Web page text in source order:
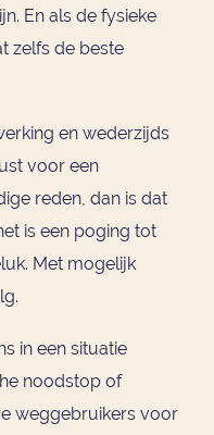
En als de fysieke
zelfs de beste
en wederzijds
voor een
reden, dan is dat
is een poging tot
Met mogelijk
in een situatie
noodstop of
weggebruikers voor